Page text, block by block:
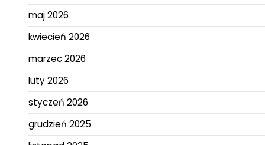
maj 2026
kwiecień 2026
marzec 2026
luty 2026
styczeń 2026
grudzień 2025